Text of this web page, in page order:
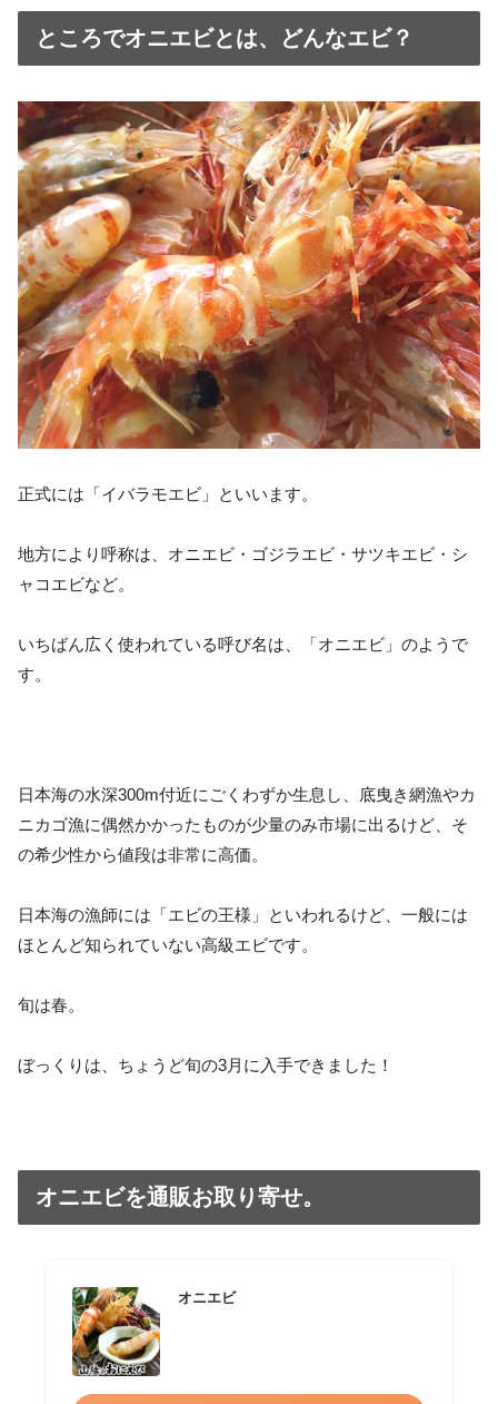
ところでオニエビとは、どんなエビ？
正式には「イバラモエビ」といいます。
地方により呼称は、オニエビ・ゴジラエビ・サツキエビ・シ
ャコエビなど。
いちばん広く使われている呼び名は、「オニエビ」のようで
す。
日本海の水深300m付近にごくわずか生息し、底曳き網漁やカ
ニカゴ漁に偶然かかったものが少量のみ市場に出るけど、そ
の希少性から値段は非常に高価。
日本海の漁師には「エビの王様」といわれるけど、一般には
ほとんど知られていない高級エビです。
旬は春。
ぼっくりは、ちょうど旬の3月に入手できました！
オニエビを通販お取り寄せ。
オニエビ